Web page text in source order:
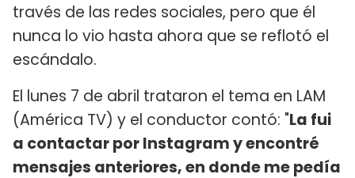
través de las redes sociales, pero que él
nunca lo vio hasta ahora que se reflotó el
escándalo.
El lunes 7 de abril trataron el tema en LAM
(América TV) y el conductor contó: "La fui
a contactar por Instagram y encontré
mensajes anteriores, en donde me pedía